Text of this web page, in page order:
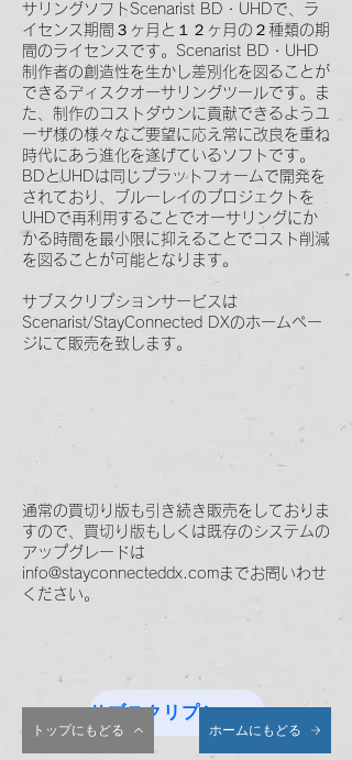
サリングソフトScenarist BD・UHDで、ラ
イセンス期間３ヶ月と１２ヶ月の２種類の期
間のライセンスです。Scenarist BD・UHD
制作者の創造性を生かし差別化を図ることが
できるディスクオーサリングツールです。ま
た、制作のコストダウンに貢献できるようユ
ーザ様の様々なご要望に応え常に改良を重ね
時代にあう進化を遂げているソフトです。
BDとUHDは同じプラットフォームで開発を
されており、ブルーレイのプロジェクトを
UHDで再利用することでオーサリングにか
かる時間を最小限に抑えることでコスト削減
を図ることが可能となります。
サブスクリプションサービスは
Scenarist/StayConnected DXのホームペー
ジにて販売を致します。
​通常の買切り版も引き続き販売をしておりま
すので、買切り版もしくは既存のシステムの
アップグレードは
info@stayconnecteddx.comまでお問いわせ
ください。
サブスクリプションを購入する
トップにもどる ホームにもどる